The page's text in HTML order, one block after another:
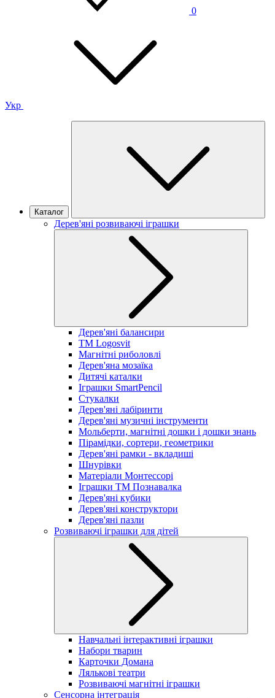
0
Укр
Каталог
Дерев'яні розвиваючі іграшки
Дерев'яні балансири
TM Logosvit
Магнітні риболовлі
Дерев'яна мозаїка
Дитячі каталки
Іграшки SmartPencil
Стукалки
Дерев'яні лабіринти
Дерев'яні музичні інструменти
Мольберти, магнітні дошки і дошки знань
Пірамідки, сортери, геометрики
Дерев'яні рамки - вкладиші
Шнурівки
Матеріали Монтессорі
Іграшки ТМ Познавалка
Дерев'яні кубики
Дерев'яні конструктори
Дерев'яні пазли
Розвиваючі іграшки для дітей
Навчальні інтерактивні іграшки
Набори тварин
Карточки Домана
Лялькові театри
Розвиваючі магнітні іграшки
Сенсорна інтеграція